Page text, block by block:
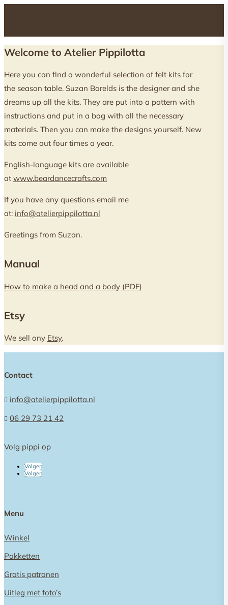
Welcome to Atelier Pippilotta
Here you can find a wonderful selection of felt kits for
the season table. Suzan Barelds is the designer and she
dreams up all the kits. They are put into a pattern with
instructions and put in a bag with all the necessary
materials. Then you can make the designs yourself. New
kits come out four times a year.
English-language kits are available
at www.beardancecrafts.com
If you have any questions email me
at: info@atelierpippilotta.nl
Greetings from Suzan.
Manual
How to make a head and a body (PDF)
Etsy
We sell ony Etsy.
Contact
 info@atelierpippilotta.nl
 06 29 73 21 42
Volg pippi op
Volgen
Volgen
Menu
Winkel
Pakketten
Gratis patronen
Uitleg met foto’s